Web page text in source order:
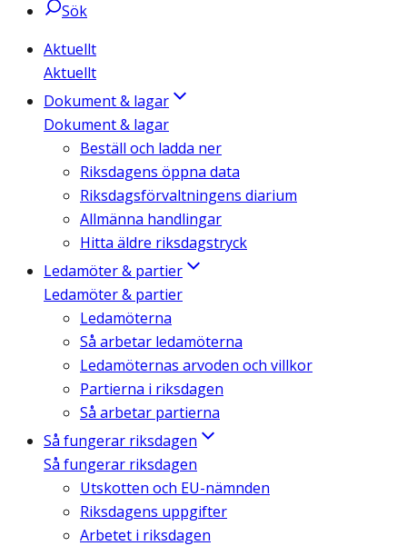
Sök
Aktuellt
Aktuellt
Dokument & lagar
Dokument & lagar
Beställ och ladda ner
Riksdagens öppna data
Riksdagsförvaltningens diarium
Allmänna handlingar
Hitta äldre riksdagstryck
Ledamöter & partier
Ledamöter & partier
Ledamöterna
Så arbetar ledamöterna
Ledamöternas arvoden och villkor
Partierna i riksdagen
Så arbetar partierna
Så fungerar riksdagen
Så fungerar riksdagen
Utskotten och EU-nämnden
Riksdagens uppgifter
Arbetet i riksdagen